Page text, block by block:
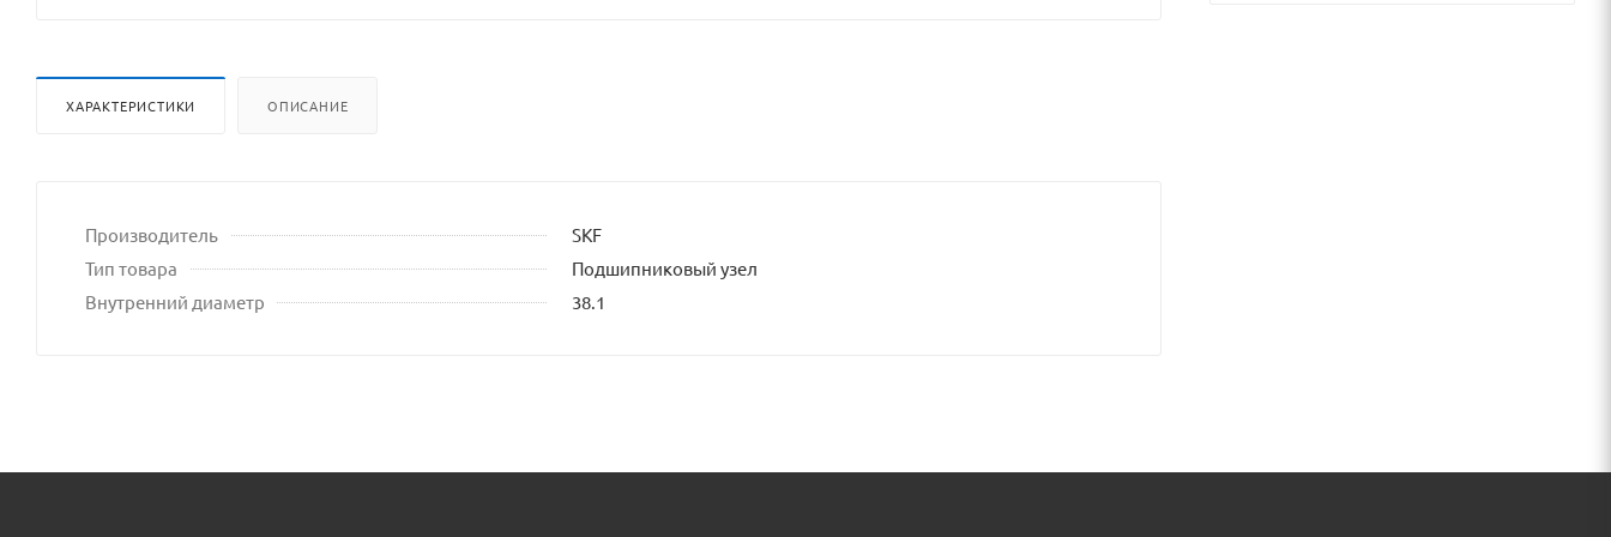
ХАРАКТЕРИСТИКИ ОПИСАНИЕ
Производитель
SKF
Тип товара
Подшипниковый узел
Внутренний диаметр
38.1